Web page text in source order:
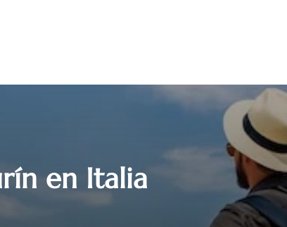
en Italia